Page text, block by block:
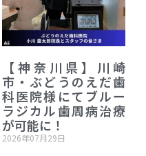
【神奈川県】川崎
市・ぶどうのえだ歯
科医院様にてブルー
ラジカル歯周病治療
が可能に！
2026年07月29日